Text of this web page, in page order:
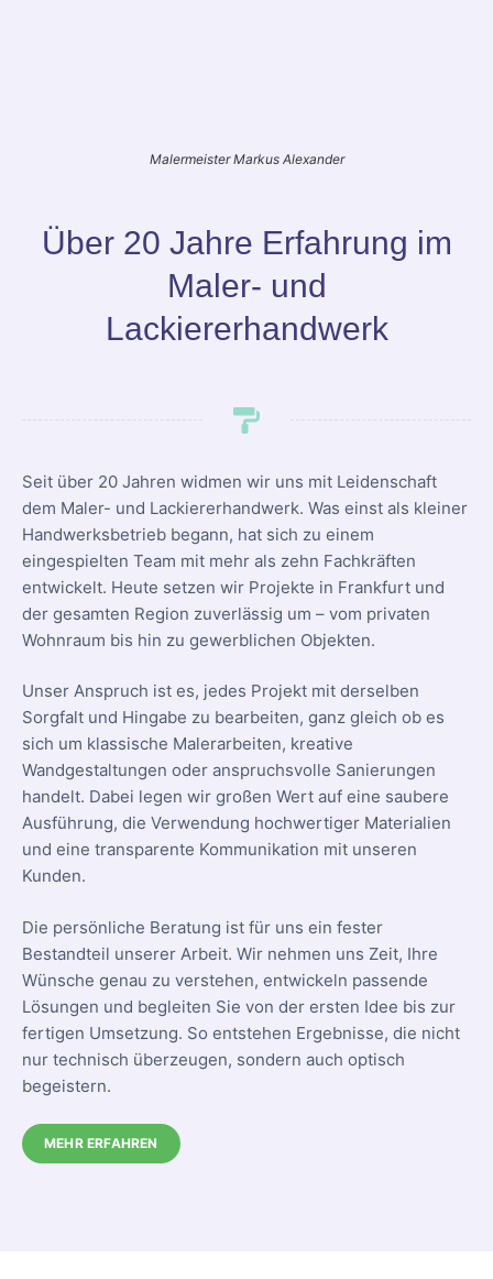
Malermeister Markus Alexander
Über 20 Jahre Erfahrung im
Maler- und
Lackiererhandwerk
Seit über 20 Jahren widmen wir uns mit Leidenschaft
dem Maler- und Lackiererhandwerk. Was einst als kleiner
Handwerksbetrieb begann, hat sich zu einem
eingespielten Team mit mehr als zehn Fachkräften
entwickelt. Heute setzen wir Projekte in Frankfurt und
der gesamten Region zuverlässig um – vom privaten
Wohnraum bis hin zu gewerblichen Objekten.
Unser Anspruch ist es, jedes Projekt mit derselben
Sorgfalt und Hingabe zu bearbeiten, ganz gleich ob es
sich um klassische Malerarbeiten, kreative
Wandgestaltungen oder anspruchsvolle Sanierungen
handelt. Dabei legen wir großen Wert auf eine saubere
Ausführung, die Verwendung hochwertiger Materialien
und eine transparente Kommunikation mit unseren
Kunden.
Die persönliche Beratung ist für uns ein fester
Bestandteil unserer Arbeit. Wir nehmen uns Zeit, Ihre
Wünsche genau zu verstehen, entwickeln passende
Lösungen und begleiten Sie von der ersten Idee bis zur
fertigen Umsetzung. So entstehen Ergebnisse, die nicht
nur technisch überzeugen, sondern auch optisch
begeistern.
MEHR ERFAHREN